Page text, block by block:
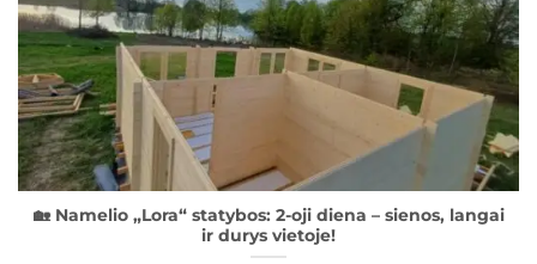
🏡 Namelio „Lora“ statybos: 2-oji diena – sienos, langai
ir durys vietoje!